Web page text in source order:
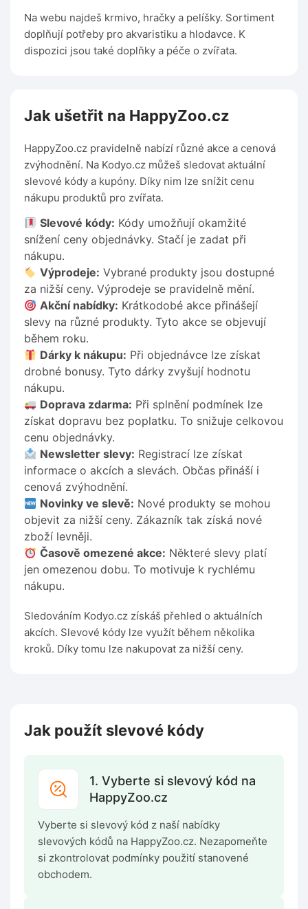
Na webu najdeš krmivo, hračky a pelíšky. Sortiment
doplňují potřeby pro akvaristiku a hlodavce. K
dispozici jsou také doplňky a péče o zvířata.
Jak ušetřit na HappyZoo.cz
HappyZoo.cz pravidelně nabízí různé akce a cenová
zvýhodnění. Na Kodyo.cz můžeš sledovat aktuální
slevové kódy a kupóny. Díky nim lze snížit cenu
nákupu produktů pro zvířata.
Slevové kódy: Kódy umožňují okamžité
snížení ceny objednávky. Stačí je zadat při
nákupu.
Výprodeje: Vybrané produkty jsou dostupné
za nižší ceny. Výprodeje se pravidelně mění.
Akční nabídky: Krátkodobé akce přinášejí
slevy na různé produkty. Tyto akce se objevují
během roku.
Dárky k nákupu: Při objednávce lze získat
drobné bonusy. Tyto dárky zvyšují hodnotu
nákupu.
Doprava zdarma: Při splnění podmínek lze
získat dopravu bez poplatku. To snižuje celkovou
cenu objednávky.
Newsletter slevy: Registrací lze získat
informace o akcích a slevách. Občas přináší i
cenová zvýhodnění.
Novinky ve slevě: Nové produkty se mohou
objevit za nižší ceny. Zákazník tak získá nové
zboží levněji.
Časově omezené akce: Některé slevy platí
jen omezenou dobu. To motivuje k rychlému
nákupu.
Sledováním Kodyo.cz získáš přehled o aktuálních
akcích. Slevové kódy lze využít během několika
kroků. Díky tomu lze nakupovat za nižší ceny.
Jak použít slevové kódy
1. Vyberte si slevový kód na
HappyZoo.cz
Vyberte si slevový kód z naší nabídky
slevových kódů na HappyZoo.cz. Nezapomeňte
si zkontrolovat podmínky použití stanovené
obchodem.